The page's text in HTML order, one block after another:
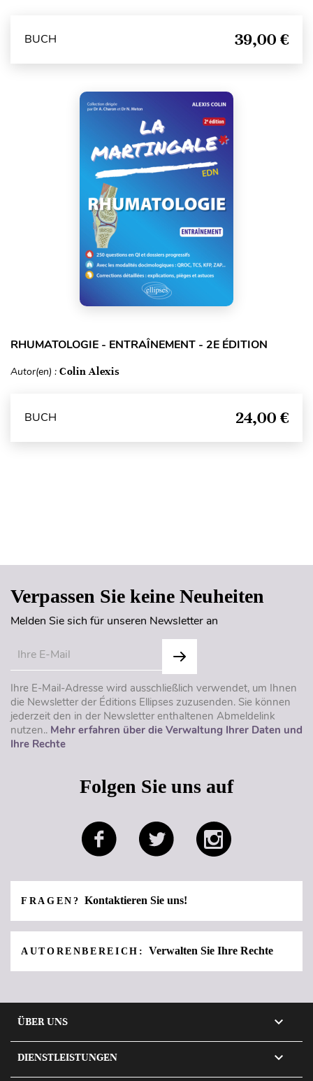
BUCH 39,00 €
RHUMATOLOGIE - ENTRAÎNEMENT - 2E ÉDITION
Autor(en) : Colin Alexis
BUCH 24,00 €
Verpassen Sie keine Neuheiten
Melden Sie sich für unseren Newsletter an
Ihre E-Mail-Adresse wird ausschließlich verwendet, um Ihnen
die Newsletter der Éditions Ellipses zuzusenden. Sie können
jederzeit den in der Newsletter enthaltenen Abmeldelink
nutzen.. Mehr erfahren über die Verwaltung Ihrer Daten und
Ihre Rechte
Folgen Sie uns auf
FRAGEN? Kontaktieren Sie uns!
AUTORENBEREICH: Verwalten Sie Ihre Rechte
ÜBER UNS 
DIENSTLEISTUNGEN 